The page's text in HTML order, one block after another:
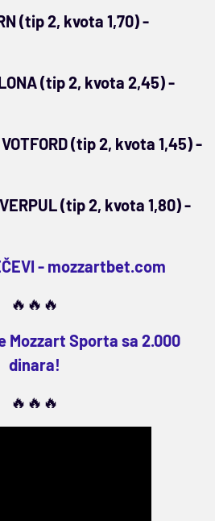
(tip 2, kvota 1,70) -
(tip 2, kvota 2,45) -
(tip 2, kvota 1,45) -
(tip 2, kvota 1,80) -
- mozzartbet.com
🔥🔥🔥
Mozzart Sporta sa 2.000
dinara!
🔥🔥🔥